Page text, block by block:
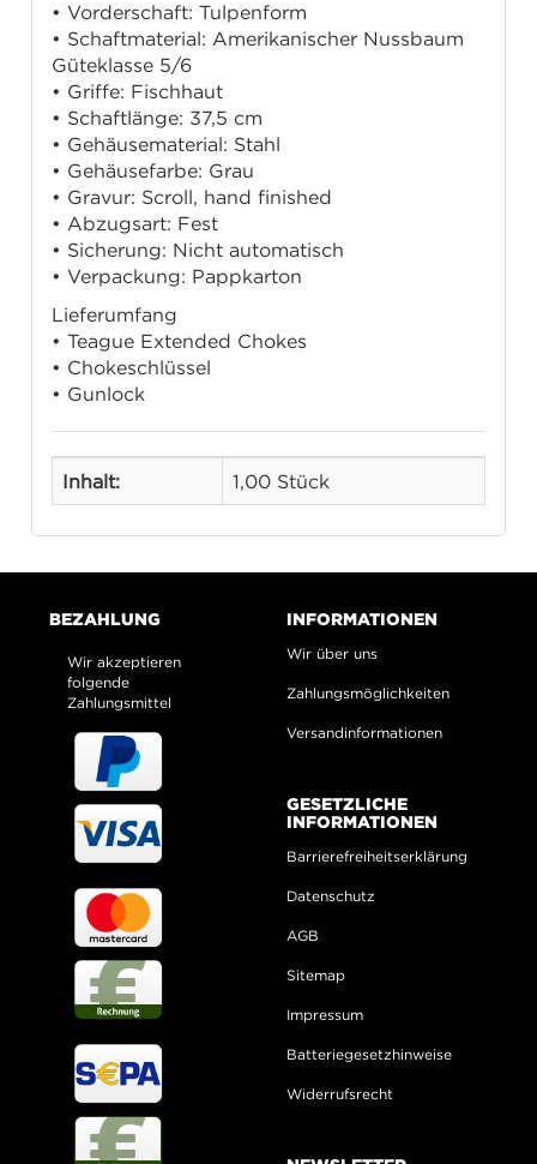
• Vorderschaft: Tulpenform
• Schaftmaterial: Amerikanischer Nussbaum
Güteklasse 5/6
• Griffe: Fischhaut
• Schaftlänge: 37,5 cm
• Gehäusematerial: Stahl
• Gehäusefarbe: Grau
• Gravur: Scroll, hand finished
• Abzugsart: Fest
• Sicherung: Nicht automatisch
• Verpackung: Pappkarton
Lieferumfang
• Teague Extended Chokes
• Chokeschlüssel
• Gunlock
Inhalt: 1,00 Stück
BEZAHLUNG
Wir akzeptieren
folgende
Zahlungsmittel
INFORMATIONEN
Wir über uns
Zahlungsmöglichkeiten
Versandinformationen
GESETZLICHE
INFORMATIONEN
Barrierefreiheitserklärung
Datenschutz
AGB
Sitemap
Impressum
Batteriegesetzhinweise
Widerrufsrecht